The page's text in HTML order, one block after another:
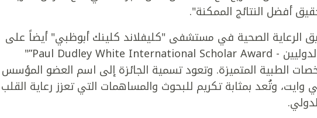
أفضل النتائج الممكنة".
الرعاية الصحية في مستشفى "كليفلاند كلينك أبوظبي" أيضاً على
جائزة "بول دودلي وايت للباحثين الدوليين - Paul Dudley White International Scholar Award”"
الطبية المتميزة. وتعود تسمية الجائزة إلى اسم العضو المؤسس
وايت، وتُعد بمثابة تكريم للبحوث والمساهمات التي تعزز رعاية القلب